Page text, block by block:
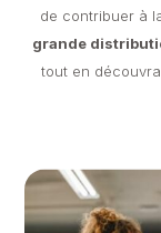
de contribuer à
grande
tout en